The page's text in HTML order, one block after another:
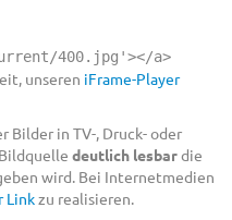
400.jpg'></a>
unseren iFrame-Player
Bilder in TV-, Druck- oder
deutlich lesbardie
wird. Bei Internetmedien
Linkzu realisieren.